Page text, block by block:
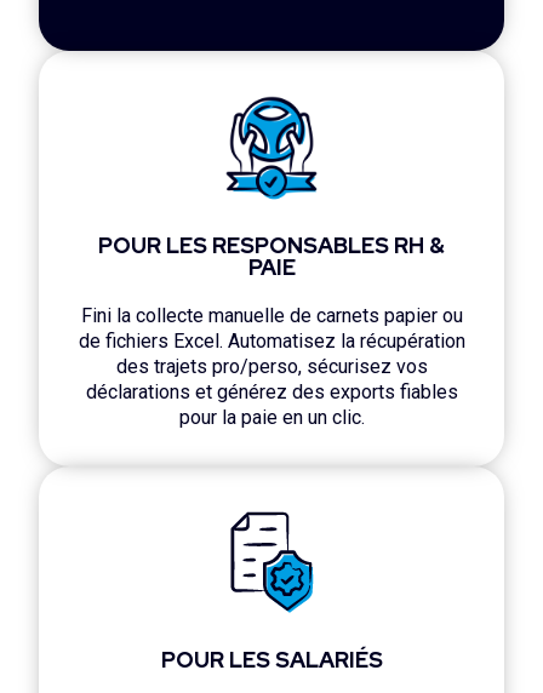
POUR LES RESPONSABLES RH &
PAIE
Fini la collecte manuelle de carnets papier ou
de fichiers Excel. Automatisez la récupération
des trajets pro/perso, sécurisez vos
déclarations et générez des exports fiables
pour la paie en un clic.
POUR LES SALARIÉS